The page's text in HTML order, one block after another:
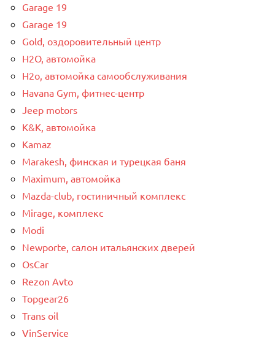
Garage 19
Garage 19
Gold, оздоровительный центр
H2O, автомойка
H2o, автомойка самообслуживания
Havana Gym, фитнес-центр
Jeep motors
K&K, автомойка
Kamaz
Marakesh, финская и турецкая баня
Maximum, автомойка
Mazda-club, гостиничный комплекс
Mirage, комплекс
Modi
Newporte, салон итальянских дверей
OsCar
Rezon Avto
Topgear26
Trans oil
VinService